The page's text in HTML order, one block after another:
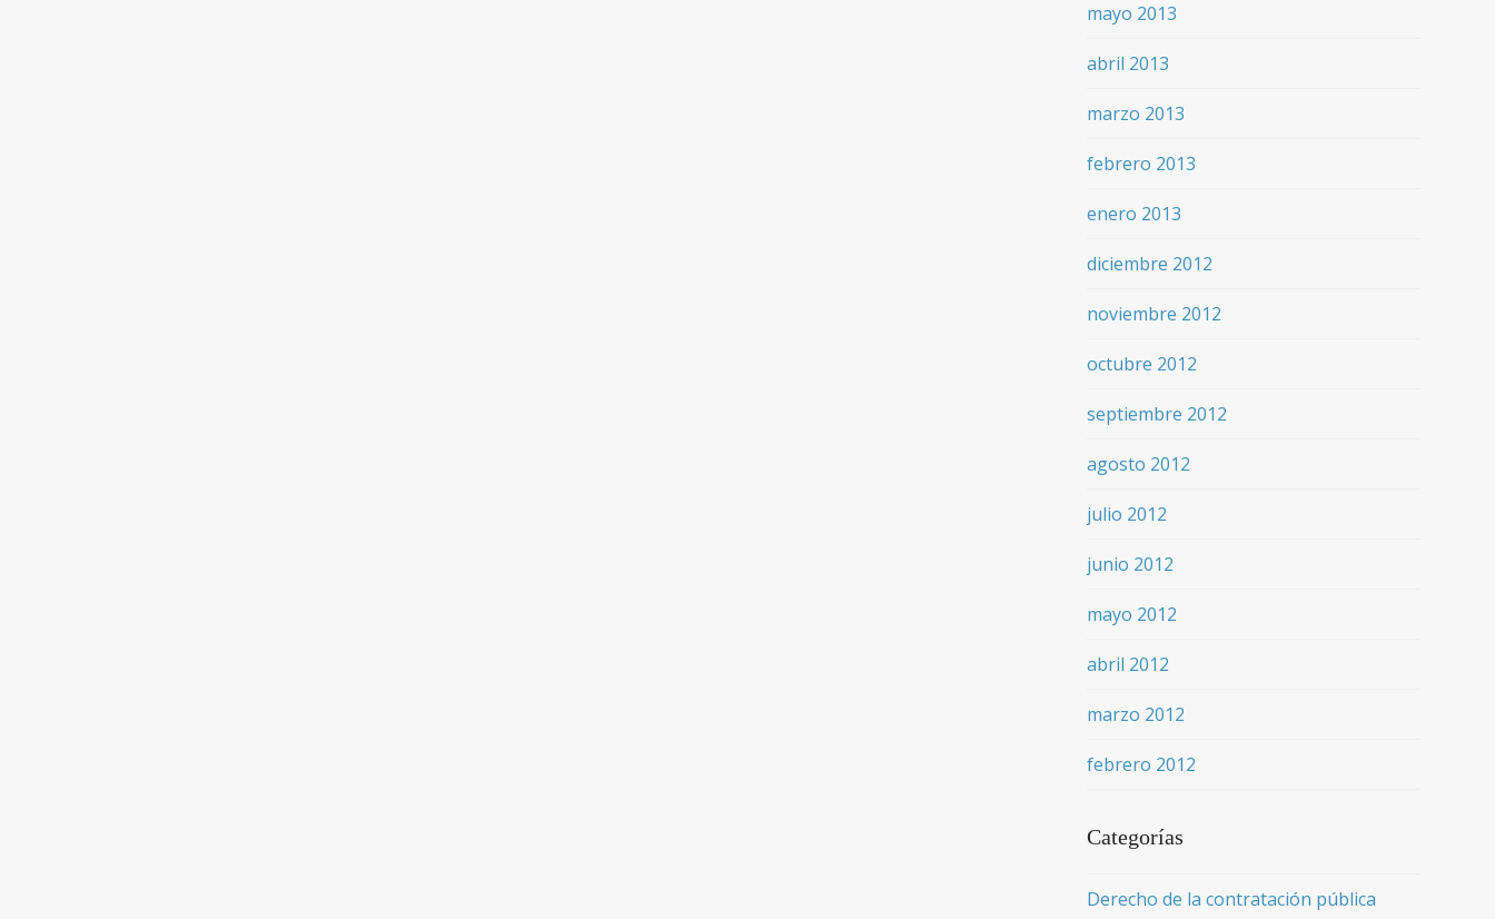
mayo 2013
abril 2013
marzo 2013
febrero 2013
enero 2013
diciembre 2012
noviembre 2012
octubre 2012
septiembre 2012
agosto 2012
julio 2012
junio 2012
mayo 2012
abril 2012
marzo 2012
febrero 2012
Categorías
Derecho de la contratación pública